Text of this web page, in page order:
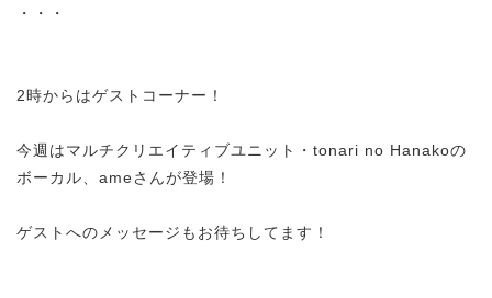
・・・
2時からはゲストコーナー！
今週はマルチクリエイティブユニット・ tonari no Hanakoの
ボーカル、ameさんが登場！
ゲストへのメッセージもお待ちしてます！